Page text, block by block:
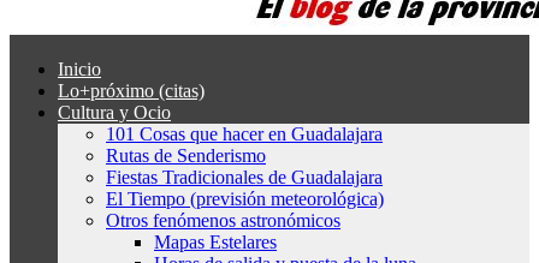
Inicio
Lo+próximo (citas)
Cultura y Ocio
101 Cosas que hacer en Guadalajara
Rutas de Senderismo
Fiestas Tradicionales de Guadalajara
El Tiempo (previsión meteorológica)
Otros fenómenos astronómicos
Mapas Estelares